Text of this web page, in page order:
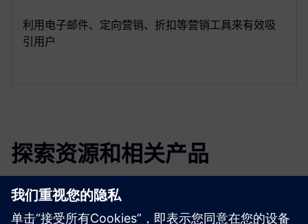
利用电子邮件、定向营销、折扣等营销工具来有效吸
引用户
探索资源和相关产品
更多信息和资源